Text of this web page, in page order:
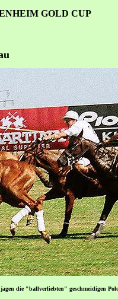
GOLD CUP
die "ballverliebten" geschmeidigen